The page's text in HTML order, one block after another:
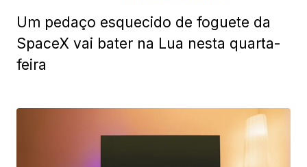
Um pedaço esquecido de foguete da
SpaceX vai bater na Lua nesta quarta-
feira